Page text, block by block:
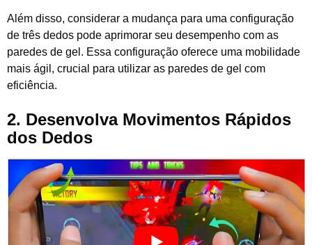
Além disso, considerar a mudança para uma configuração
de três dedos pode aprimorar seu desempenho com as
paredes de gel. Essa configuração oferece uma mobilidade
mais ágil, crucial para utilizar as paredes de gel com
eficiência.
2. Desenvolva Movimentos Rápidos
dos Dedos